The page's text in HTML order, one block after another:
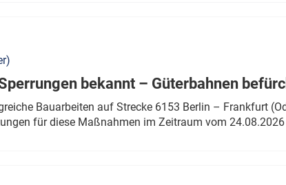
bekannt – Güterbahnen
Bauarbeiten auf Strecke 6153 Berlin – Frankfurt
für diese Maßnahmen im Zeitraum vom